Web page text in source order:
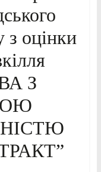
з оцінки
З